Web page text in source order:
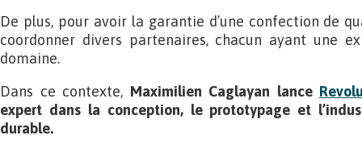
De plus, pour avoir la garantie d’une confection de
coordonner divers partenaires, chacun ayant une
domaine.
Dans ce contexte, Maximilien Caglayan lance
expert dans la conception, le prototypage et
durable.